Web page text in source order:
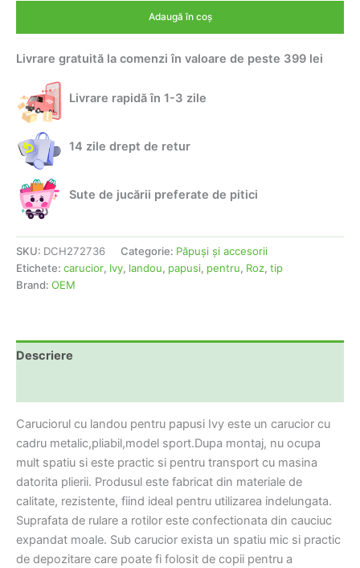
150,00 lei.
Ivy
Adaugă în coș
Livrare gratuită la comenzi în valoare de peste 399 lei
Livrare rapidă în 1-3 zile
14 zile drept de retur
Sute de jucării preferate de pitici
SKU: DCH272736 Categorie: Păpuşi şi accesorii
Etichete: carucior, Ivy, landou, papusi, pentru, Roz, tip
Brand: OEM
Descriere
Caruciorul cu landou pentru papusi Ivy este un carucior cu
cadru metalic,pliabil,model sport.Dupa montaj, nu ocupa
mult spatiu si este practic si pentru transport cu masina
datorita plierii. Produsul este fabricat din materiale de
calitate, rezistente, fiind ideal pentru utilizarea indelungata.
Suprafata de rulare a rotilor este confectionata din cauciuc
expandat moale. Sub carucior exista un spatiu mic si practic
de depozitare care poate fi folosit de copii pentru a